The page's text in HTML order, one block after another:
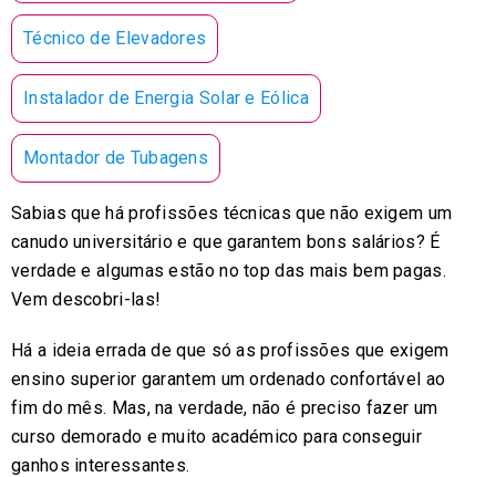
Técnico de Elevadores
Instalador de Energia Solar e Eólica
Montador de Tubagens
Sabias que há profissões técnicas que não exigem um
canudo universitário e que garantem bons salários? É
verdade e algumas estão no top das mais bem pagas.
Vem descobri-las!
Há a ideia errada de que só as profissões que exigem
ensino superior garantem um ordenado confortável ao
fim do mês. Mas, na verdade, não é preciso fazer um
curso demorado e muito académico para conseguir
ganhos interessantes.